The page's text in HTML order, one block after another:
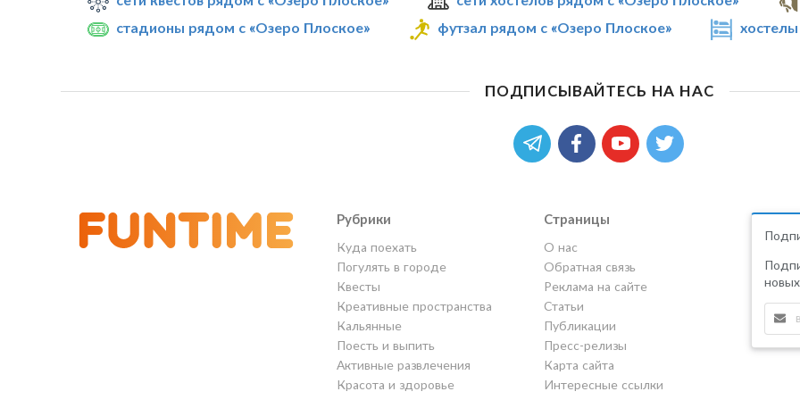
стадионы рядом с «Озеро Плоское»
футзал рядом с «Озеро Плоское»
ПОДПИСЫВАЙТЕСЬ НА НАС
Рубрики
Куда поехать
Погулять в городе
Квесты
Креативные пространства
Кальянные
Поесть и выпить
Активные развлечения
Красота и здоровье
Страницы
О нас
Обратная связь
Реклама на сайте
Статьи
Публикации
Пресс-релизы
Карта сайта
Интересные ссылки